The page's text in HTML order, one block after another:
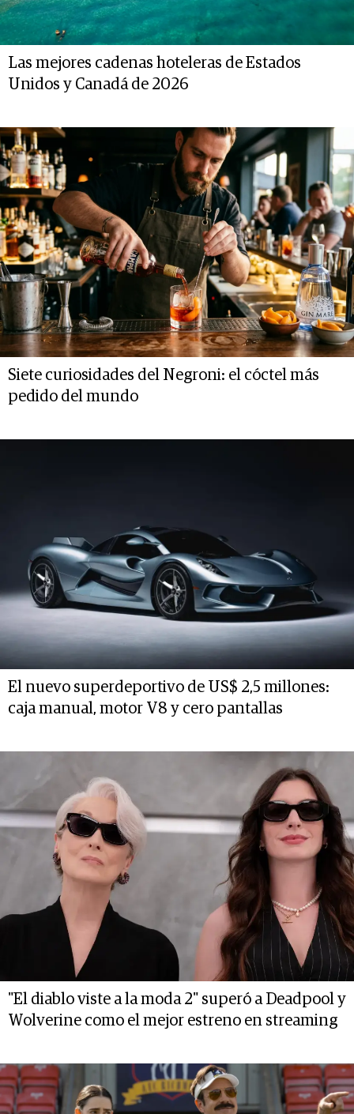
Las mejores cadenas hoteleras de Estados
Unidos y Canadá de 2026
Siete curiosidades del Negroni: el cóctel más
pedido del mundo
El nuevo superdeportivo de US$ 2,5 millones:
caja manual, motor V8 y cero pantallas
"El diablo viste a la moda 2" superó a Deadpool y
Wolverine como el mejor estreno en streaming